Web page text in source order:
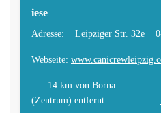
iese
Adresse: Leipziger Str. 32e
Webseite:
14 km von Borna
(Zentrum) entfernt